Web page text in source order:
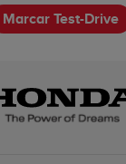
Marcar Test-Drive